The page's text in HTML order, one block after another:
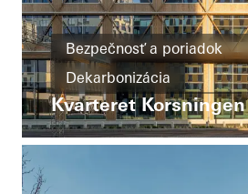
Bezpečnosť a poriadok
Dekarbonizácia
Energetická efektívnosť
Cradle-to-Cradle
Dvere
Kvarteret Korsningen